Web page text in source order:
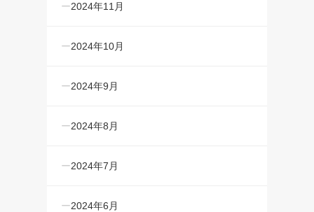
2024年11月
2024年10月
2024年9月
2024年8月
2024年7月
2024年6月